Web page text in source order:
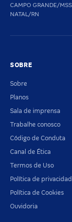
CAMPO GRANDE/MS
NATAL/RN
SOBRE
Sobre
Planos
Sala de imprensa
Trabalhe conosco
Código de Conduta
Canal de Ética
Termos de Uso
Política de
Política de Cookies
Ouvidoria